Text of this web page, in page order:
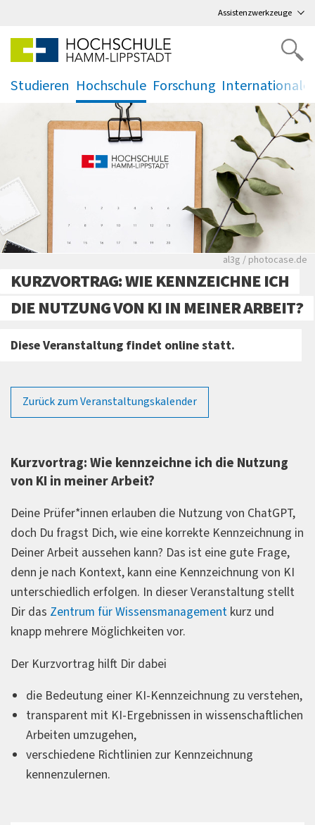
Assistenzwerkzeuge
Studieren Hochschule
.
Forschung
.
Rote leere
al3g / photocase.de
KURZVORTRAG: WIE KENNZEICHNE ICH
DIE NUTZUNG VON KI IN MEINER ARBEIT?
Diese Veranstaltung findet online statt.
Zurück zum Veranstaltungskalender
Kurzvortrag: Wie kennzeichne ich die Nutzung
von KI in meiner Arbeit?
Deine Prüfer*innen erlauben die Nutzung von ChatGPT,
doch Du fragst Dich, wie eine korrekte Kennzeichnung in
Deiner Arbeit aussehen kann? Das ist eine gute Frage,
denn je nach Kontext, kann eine Kennzeichnung von KI
unterschiedlich erfolgen. In dieser Veranstaltung stellt
Dir das Zentrum für Wissensmanagement kurz und
knapp mehrere Möglichkeiten vor.
Der Kurzvortrag hilft Dir dabei
die Bedeutung einer KI-Kennzeichnung zu verstehen,
transparent mit KI-Ergebnissen in wissenschaftlichen
Arbeiten umzugehen,
verschiedene Richtlinien zur Kennzeichnung
kennenzulernen.